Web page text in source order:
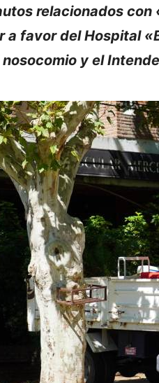
relacionados
a favor del Hospital
y el